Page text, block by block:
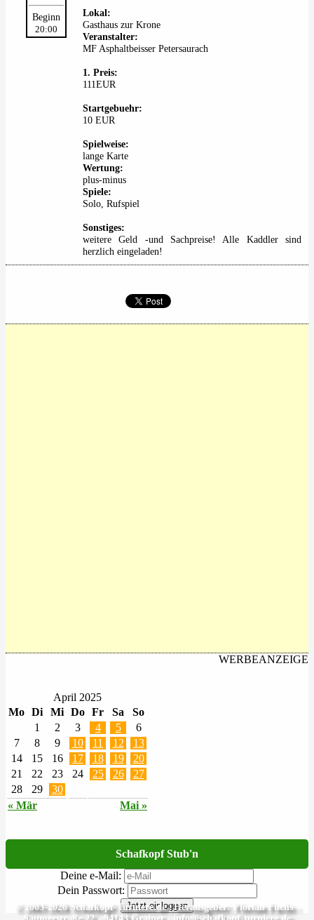
Beginn
20:00
Lokal:
Gasthaus zur Krone
Veranstalter:
MF Asphaltbeisser Petersaurach
1. Preis:
111EUR
Startgebuehr:
10 EUR
Spielweise:
lange Karte
Wertung:
plus-minus
Spiele:
Solo, Rufspiel
Sonstiges:
weitere Geld -und Sachpreise! Alle Kaddler sind
herzlich eingeladen!
WERBEANZEIGE
April 2025
Mo Di Mi Do Fr Sa So
« Mär Mai »
1 2 3 4 5
6
7
8 9 10 11 12
13
14
15 16 17 18 19
20
21
22 23 24 25 26
27
28
29 30
Schafkopf Stub'n
Deine e-Mail:
Dein Passwort:
Jetzt einloggen
© 2003-2026 Schafkopf-Turniere.de | Herausgeber: Florian Fuchs -